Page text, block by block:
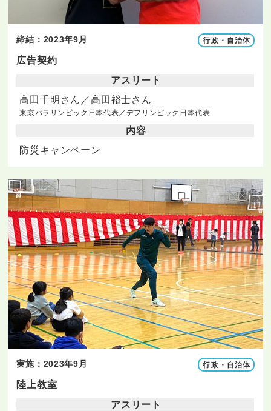
締結：2023年9月 行政・自治体
広告契約
アスリート
高田千明さん／高田裕士さん
東京パラリンピック日本代表／デフリンピック日本代表
内容
防災キャンペーン
実施：2023年9月 行政・自治体
陸上教室
アスリート